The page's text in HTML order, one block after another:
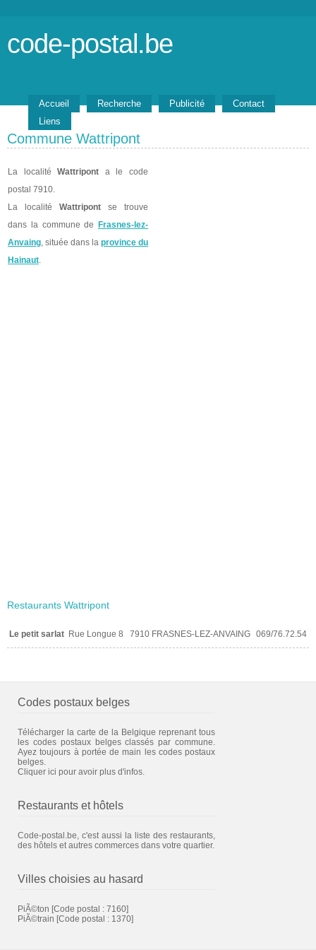
code-postal.be
Accueil Recherche Publicité
Contact
Liens
Commune Wattripont
La localitéWattripont a le code
postal 7910.
La localité Wattripont se trouve
dans la commune de
Frasnes-lez-
Anvaing, située dans la province du
Hainaut.
Restaurants Wattripont
Le petit sarlat Rue Longue 8 7910 FRASNES-LEZ-ANVAING 069/76.72.54
Codes postaux belges
Télécharger la carte de la Belgique reprenant tous
les codes postaux belges classés par commune.
Ayez toujours à portée de main les codes postaux
belges.
Cliquer ici pour avoir plus d'infos.
Restaurants et hôtels
Code-postal.be, c'est aussi la liste des restaurants,
des hôtels et autres commerces dans votre quartier.
Villes choisies au hasard
PiÃ©ton [Code postal : 7160]
PiÃ©train [Code postal : 1370]